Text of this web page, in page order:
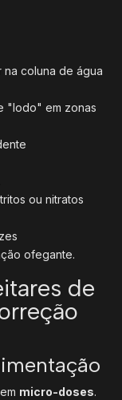
na coluna de água
"lodo" em zonas
ou nitratos
ofegante.
de
micro-doses.